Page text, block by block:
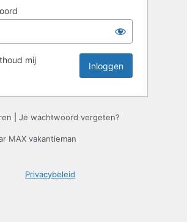
mij
Je wachtwoord vergeten?
MAX vakantieman
Privacybeleid